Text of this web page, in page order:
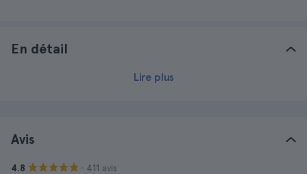
En détail
Lire plus
Avis
4.8 · 411 avis